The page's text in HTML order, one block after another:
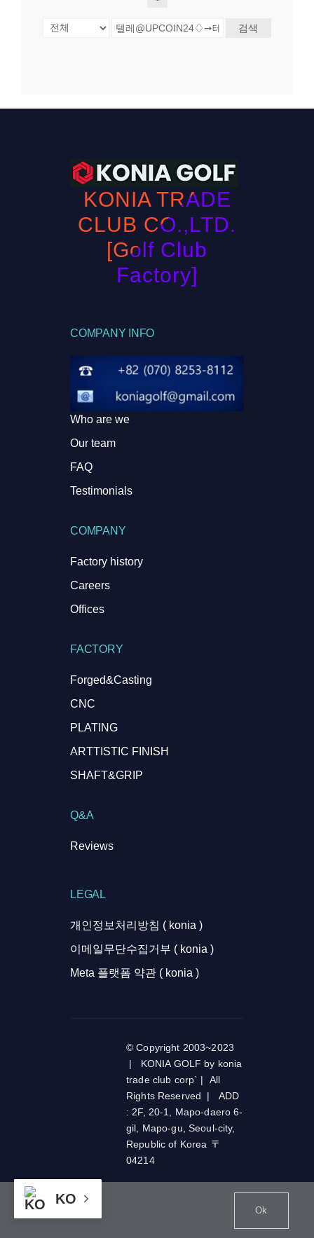
검색
KONIA TRADE
CLUB CO.,LTD.
[Golf Club
Factory]
COMPANY INFO
Who are we
Our team
FAQ
Testimonials
COMPANY
Factory history
Careers
Offices
FACTORY
Forged&Casting
CNC
PLATING
ARTTISTIC FINISH
SHAFT&GRIP
Q&A
Reviews
LEGAL
개인정보처리방침 ( konia )
이메일무단수집거부 ( konia )
Meta 플랫폼 약관 ( konia )
© Copyright 2003~2023
| KONIA GOLF by konia
trade club corp` | All
Rights Reserved | ADD
: 2F, 20-1, Mapo-daero 6-
gil, Mapo-gu, Seoul-city,
Republic of Korea 〒
04214
KO
This website uses cookies and third party services. Ok